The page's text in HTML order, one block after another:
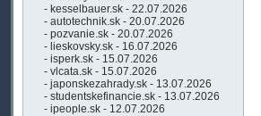
- kesselbauer.sk - 22.07.2026
- autotechnik.sk - 20.07.2026
- pozvanie.sk - 20.07.2026
- lieskovsky.sk - 16.07.2026
- isperk.sk - 15.07.2026
- vlcata.sk - 15.07.2026
- japonskezahrady.sk - 13.07.2026
- studentskefinancie.sk - 13.07.2026
- ipeople.sk - 12.07.2026